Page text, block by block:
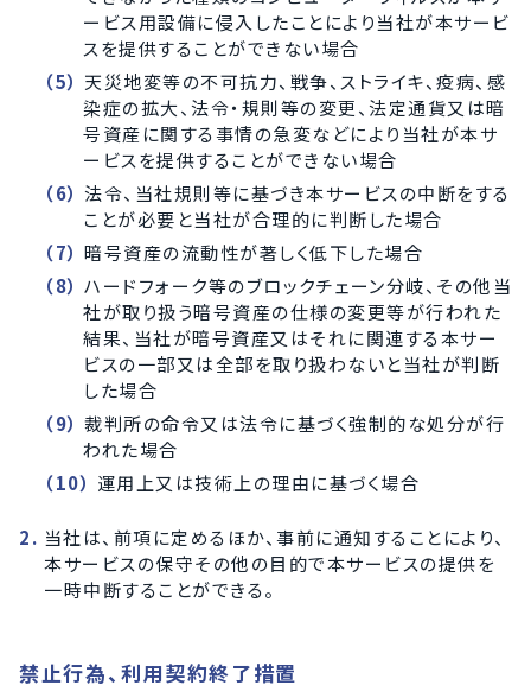
ービス用設備に侵入したことにより当社が本サービ
スを提供することができない場合
天災地変等の不可抗力、戦争、ストライキ、疫病、感
染症の拡大、法令・規則等の変更、法定通貨又は暗
号資産に関する事情の急変などにより当社が本サ
ービスを提供することができない場合
法令、当社規則等に基づき本サービスの中断をする
ことが必要と当社が合理的に判断した場合
暗号資産の流動性が著しく低下した場合
ハードフォーク等のブロックチェーン分岐、その他当
社が取り扱う暗号資産の仕様の変更等が行われた
結果、当社が暗号資産又はそれに関連する本サー
ビスの一部又は全部を取り扱わないと当社が判断
した場合
裁判所の命令又は法令に基づく強制的な処分が行
われた場合
運用上又は技術上の理由に基づく場合
当社は、前項に定めるほか、事前に通知することにより、
本サービスの保守その他の目的で本サービスの提供を
一時中断することができる。
禁止行為、利用契約終了措置